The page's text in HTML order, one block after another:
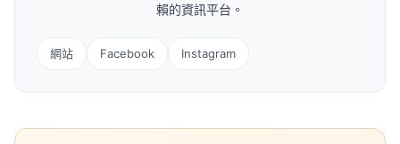
賴的資訊平台。
網站 Facebook Instagram